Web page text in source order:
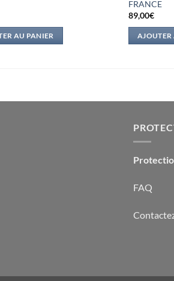
AU PANIER
FRANCE
89,00€
AJOUTER
FAQ